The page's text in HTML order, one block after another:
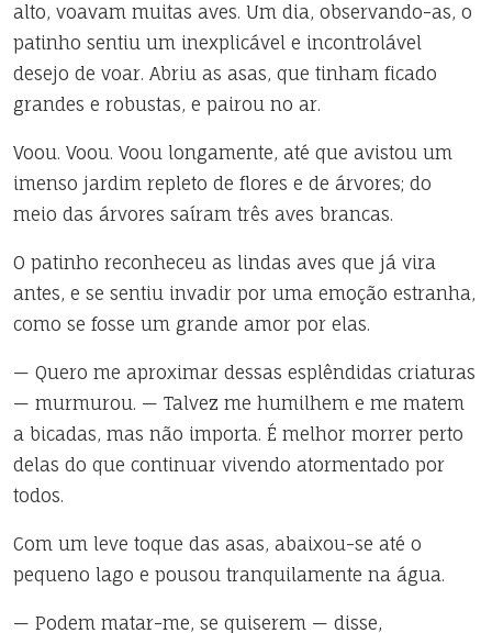
alto, voavam muitas aves. Um dia, observando-as, o
patinho sentiu um inexplicável e incontrolável
desejo de voar. Abriu as asas, que tinham ficado
grandes e robustas, e pairou no ar.
Voou. Voou. Voou longamente, até que avistou um
imenso jardim repleto de flores e de árvores; do
meio das árvores saíram três aves brancas.
O patinho reconheceu as lindas aves que já vira
antes, e se sentiu invadir por uma emoção estranha,
como se fosse um grande amor por elas.
— Quero me aproximar dessas esplêndidas criaturas
— murmurou. — Talvez me humilhem e me matem
a bicadas, mas não importa. É melhor morrer perto
delas do que continuar vivendo atormentado por
todos.
Com um leve toque das asas, abaixou-se até o
pequeno lago e pousou tranquilamente na água.
— Podem matar-me, se quiserem — disse,